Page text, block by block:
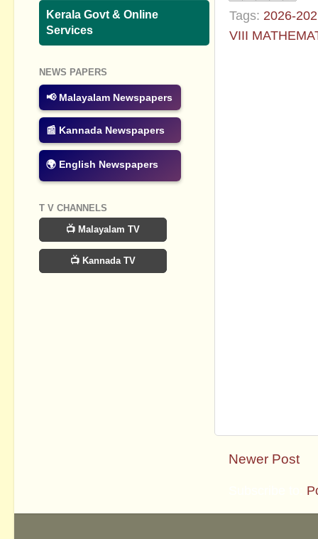
Tags: 2026-
VIII
Newer Post
Kerala Govt & Online
Services
NEWS PAPERS
📢 Malayalam Newspapers
📰 Kannada Newspapers
🌍 English Newspapers
T V CHANNELS
📺 Malayalam TV
📺 Kannada TV